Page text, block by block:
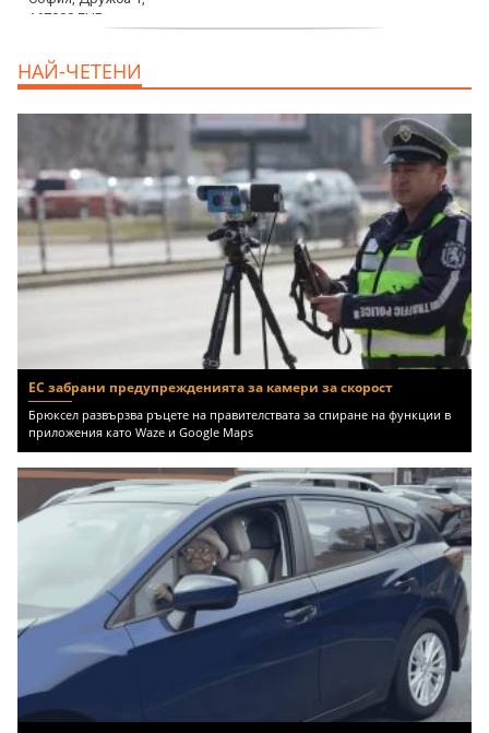
НАЙ-ЧЕТЕНИ
ЕС забрани предупрежденията за камери за скорост
Брюксел развързва ръцете на правителствата за спиране на функции в
приложения като Waze и Google Maps